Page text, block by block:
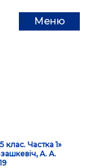
Меню
клас. Частка 1»
А. А.